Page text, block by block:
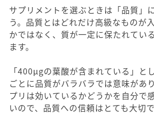
サプリメントを選ぶときは「品質」
う。品質とはどれだけ高級なものが
かではなく、質が一定に保たれてい
ます。
「400μgの葉酸が含まれている」と
ごとに品質がバラバラでは意味があ
プリは効いているかどうかを自分で
いので、品質への信頼はとても大切で